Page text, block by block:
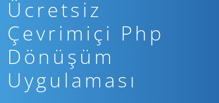
Ücretsiz
Çevrimiçi Php
Dönüşüm
Uygulaması